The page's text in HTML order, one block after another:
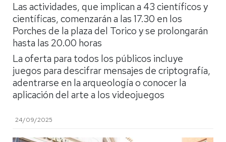
Las actividades, que implican a 43 científicos y
científicas, comenzarán a las 17.30 en los
Porches de la plaza del Torico y se prolongarán
hasta las 20.00 horas
La oferta para todos los públicos incluye
juegos para descifrar mensajes de criptografía,
adentrarse en la arqueología o conocer la
aplicación del arte a los videojuegos
24/09/2025